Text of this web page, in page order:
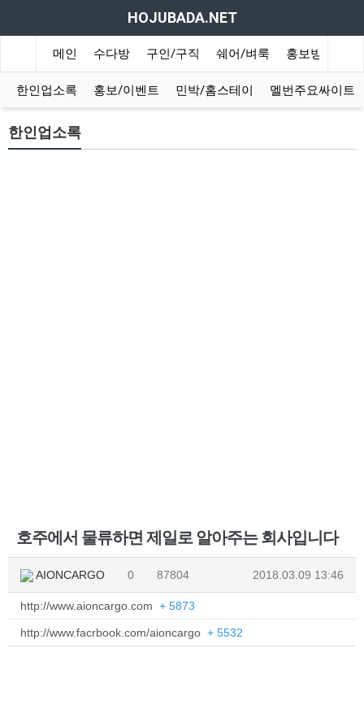
HOJUBADA.NET
메인 수다방 구인/구직 쉐어/벼룩 홍보방
한인업소록 홍보/이벤트 민박/홈스테이 멜번주요싸이트
한인업소록
호주에서 물류하면 제일로 알아주는 회사입니다
AIONCARGO 0 87804 2018.03.09 13:46
http://www.aioncargo.com + 5873
http://www.facrbook.com/aioncargo + 5532